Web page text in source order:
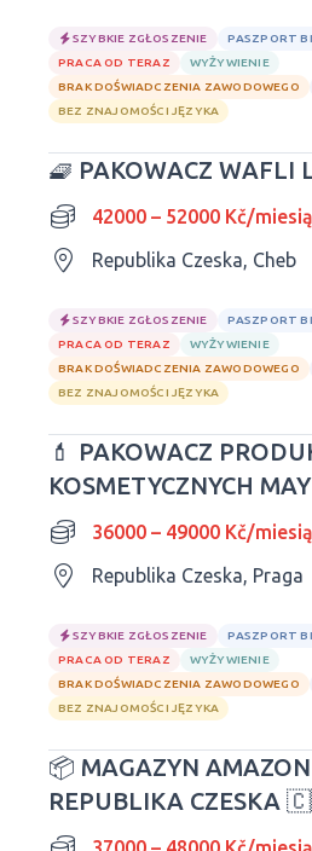
SZYBKIE ZGŁOSZENIE
PASZPORT
PRACA OD TERAZ
WYŻYWIENIE
BRAK DOŚWIADCZENIA ZAWODOWEGO
BEZ ZNAJOMOŚCI JĘZYKA
🧇 PAKOWACZ WAFLI
42000 – 52000 Kč/
Republika Czeska, Cheb
SZYBKIE ZGŁOSZENIE
PASZPORT
PRACA OD TERAZ
WYŻYWIENIE
BRAK DOŚWIADCZENIA ZAWODOWEGO
BEZ ZNAJOMOŚCI JĘZYKA
💄 PAKOWACZ
KOSMETYCZNYCH
36000 – 49000 Kč/
Republika Czeska, Praga
SZYBKIE ZGŁOSZENIE
PASZPORT
PRACA OD TERAZ
WYŻYWIENIE
BRAK DOŚWIADCZENIA ZAWODOWEGO
BEZ ZNAJOMOŚCI JĘZYKA
📦 MAGAZYN AMAZON |
REPUBLIKA CZESKA